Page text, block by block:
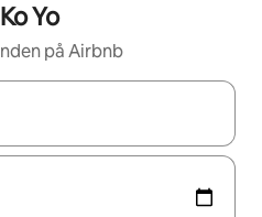
Yo
på Airbnb
kan du navigera med upp- och